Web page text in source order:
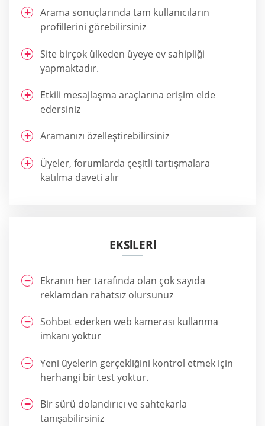
Arama sonuçlarında tam kullanıcıların
profillerini görebilirsiniz
Site birçok ülkeden üyeye ev sahipliği
yapmaktadır.
Etkili mesajlaşma araçlarına erişim elde
edersiniz
Aramanızı özelleştirebilirsiniz
Üyeler, forumlarda çeşitli tartışmalara
katılma daveti alır
EKSILERI
Ekranın her tarafında olan çok sayıda
reklamdan rahatsız olursunuz
Sohbet ederken web kamerası kullanma
imkanı yoktur
Yeni üyelerin gerçekliğini kontrol etmek için
herhangi bir test yoktur.
Bir sürü dolandırıcı ve sahtekarla
tanışabilirsiniz